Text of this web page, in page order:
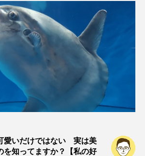
たち 稚魚
繫殖 美ら海水族館
脊索動物
護
葛西臨海水族園
貝 賀露かにっこ館
愛いだけではない 実は美
を知ってますか？【私の好